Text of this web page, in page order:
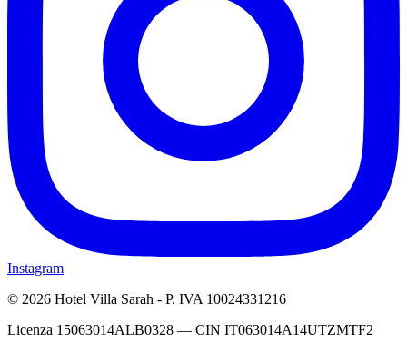
Instagram
© 2026 Hotel Villa Sarah - P. IVA 10024331216
Licenza 15063014ALB0328 — CIN IT063014A14UTZMTF2